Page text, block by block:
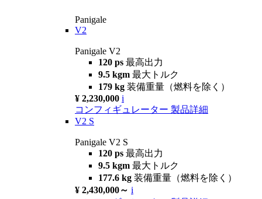
Panigale
V2
Panigale V2
120 ps 最高出力
9.5 kgm 最大トルク
179 kg 装備重量（燃料を除く）
¥ 2,230,000 i
コンフィギュレーター 製品詳細
V2 S
Panigale V2 S
120 ps 最高出力
9.5 kgm 最大トルク
177.6 kg 装備重量（燃料を除く）
¥ 2,430,000～ i